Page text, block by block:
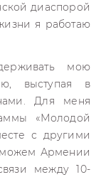
диаспорой
я работаю
мою
выступая в
Для меня
«Молодой
с другими
Армении
между 10-